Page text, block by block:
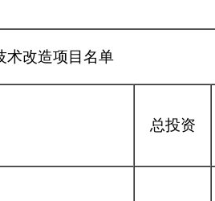
术改造项目名单
总投资